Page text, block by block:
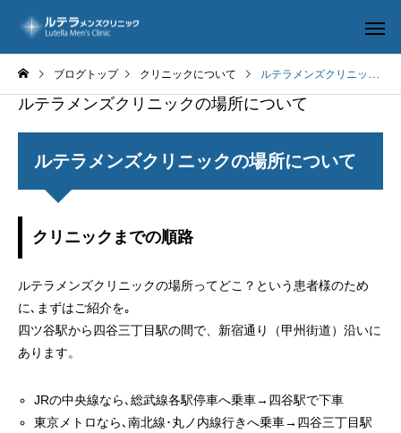
長茎手術
ブログトップ クリニックについて ルテラメンズクリニックの場所について
ルテラメンズクリニックの場所について
ルテラメンズクリニックの場所について
クリニックまでの順路
ルテラメンズクリニックの場所ってどこ？という患者様のため
に､まずはご紹介を｡
四ツ谷駅から四谷三丁目駅の間で、新宿通り（甲州街道）沿いに
あります。
JRの中央線なら､総武線各駅停車へ乗車→四谷駅で下車
東京メトロなら､南北線･丸ノ内線行きへ乗車→四谷三丁目駅